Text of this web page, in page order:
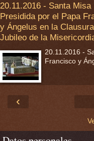
20.11.2016 - Santa Misa
Presidida por el Papa
y Ángelus en la
Jubileo de la
20.11.2016 -
Francisco y
‹